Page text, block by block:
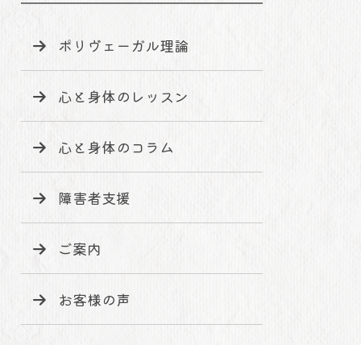
ポリヴェーガル理論
心と身体のレッスン
心と身体のコラム
障害者支援
ご案内
お客様の声